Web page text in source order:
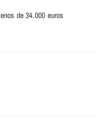
de 34.000 euros